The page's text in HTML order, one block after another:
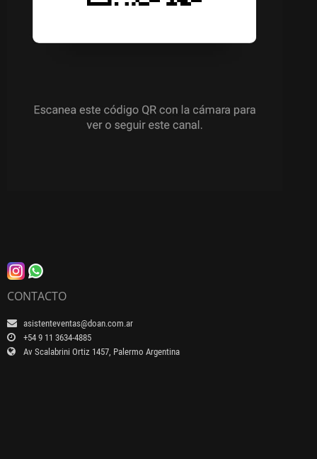
CONTACTO
asistenteventas@doan.com.ar
+54 9 11 3634-4885
Av Scalabrini Ortiz 1457, Palermo Argentina